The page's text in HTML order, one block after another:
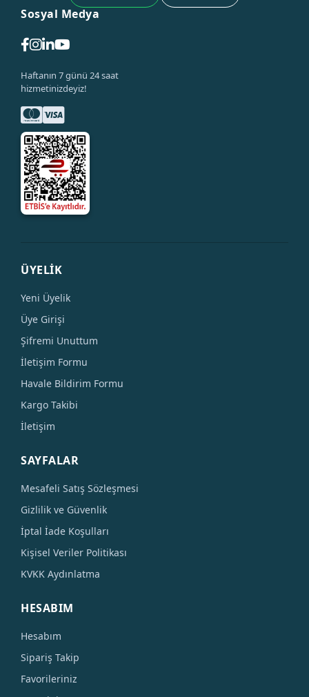
Sosyal Medya
Haftanın 7 günü 24 saat
hizmetinizdeyiz!
ÜYELİK
Yeni Üyelik
Üye Girişi
Şifremi Unuttum
İletişim Formu
Havale Bildirim Formu
Kargo Takibi
İletişim
SAYFALAR
Mesafeli Satış Sözleşmesi
Gizlilik ve Güvenlik
İptal İade Koşulları
Kişisel Veriler Politikası
KVKK Aydınlatma
HESABIM
Hesabım
Sipariş Takip
Favorileriniz